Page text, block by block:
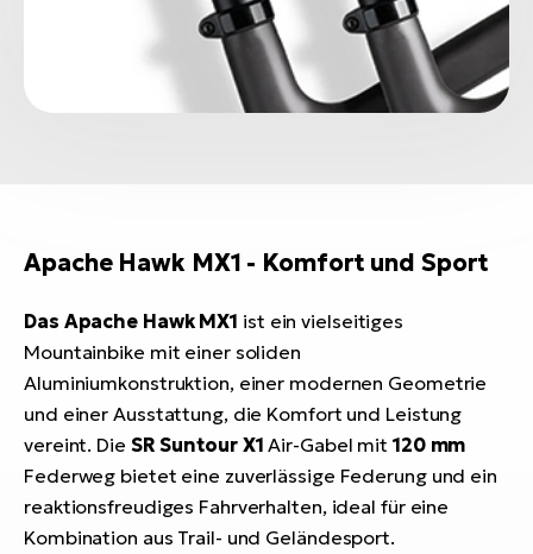
Apache Hawk MX1 - Komfort und Sport
Das Apache Hawk MX1 ist ein vielseitiges
Mountainbike mit einer soliden
Aluminiumkonstruktion, einer modernen Geometrie
und einer Ausstattung, die Komfort und Leistung
vereint. Die SR Suntour X1Air-Gabel mit 120 mm
Federweg bietet eine zuverlässige Federung und ein
reaktionsfreudiges Fahrverhalten, ideal für eine
Kombination aus Trail- und Geländesport.